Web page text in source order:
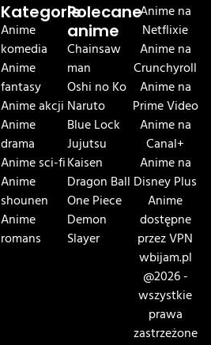
Kategorie
Anime
komedia
Anime
fantasy
Anime akcji
Anime
drama
Anime sci-fi
Anime
shounen
Anime
romans
Polecane
anime
Chainsaw
man
Oshi no Ko
Naruto
Blue Lock
Jujutsu
Kaisen
Dragon Ball
One Piece
Demon
Slayer
Anime na
Netflixie
Anime na
Crunchyroll
Anime na
Prime Video
Anime na
Canal+
Anime na
Disney Plus
Anime
dostępne
przez VPN
wbijam.pl
@2026 -
wszystkie
prawa
zastrzeżone